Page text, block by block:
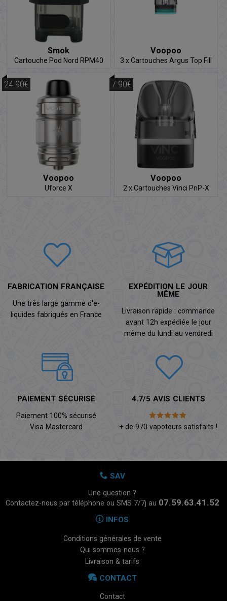
Smok
Cartouche Pod Nord RPM40
Voopoo
3 x Cartouches Argus Top Fill
Voopoo
Uforce X
24.90€
Voopoo
2 x Cartouches Vinci PnP-X
7.90€
FABRICATION FRANÇAISE
Une très large gamme d'e-
liquides fabriqués en France
EXPÉDITION LE JOUR
MÊME
Livraison rapide : commande
avant 12h expédiée le jour
même du lundi au vendredi
PAIEMENT SÉCURISÉ
Paiement 100% sécurisé
Visa Mastercard
4.7/5 AVIS CLIENTS
+ de 970 vapoteurs satisfaits !
SAV
Une question ?
Contactez-nous par téléphone ou SMS 7/7j au 07.59.63.41.52
INFOS
Conditions générales de vente
Qui sommes-nous ?
Livraison & tarifs
CONTACT
Contact